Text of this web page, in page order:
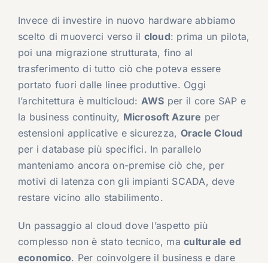
Invece di investire in nuovo hardware abbiamo
scelto di muoverci verso il cloud: prima un pilota,
poi una migrazione strutturata, fino al
trasferimento di tutto ciò che poteva essere
portato fuori dalle linee produttive. Oggi
l’architettura è multicloud: AWS per il core SAP e
la business continuity, Microsoft Azure per
estensioni applicative e sicurezza, Oracle Cloud
per i database più specifici. In parallelo
manteniamo ancora on-premise ciò che, per
motivi di latenza con gli impianti SCADA, deve
restare vicino allo stabilimento.
Un passaggio al cloud dove l’aspetto più
complesso non è stato tecnico, maculturale ed
economico. Per coinvolgere il business e dare